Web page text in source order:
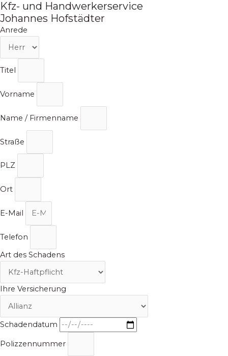
Zum
Inhalt
springen
Kfz- und Handwerkerservice
Johannes Hofstädter
Anrede
Titel
Vorname
Name / Firmenname
Straße
PLZ
Ort
E-Mail
Telefon
Art des Schadens
Ihre Versicherung
Schadendatum
Polizzennummer